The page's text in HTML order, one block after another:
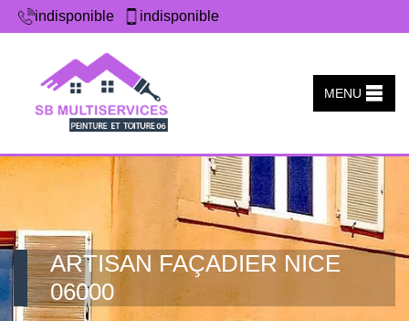
indisponible indisponible
MENU
ARTISAN FAÇADIER NICE
06000